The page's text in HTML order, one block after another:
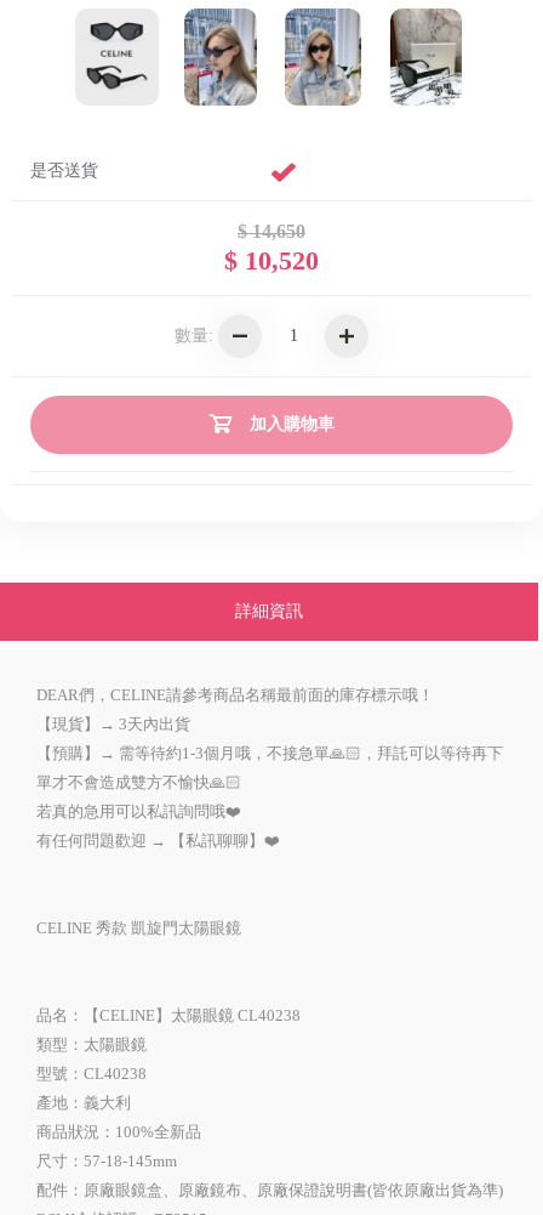
是否送貨
$ 14,650
$ 10,520
數量:
加入購物車
詳細資訊
DEAR們，CELINE請參考商品名稱最前面的庫存標示哦！
【現貨】→ 3天內出貨
【預購】→ 需等待約1-3個月哦，不接急單🙏🏻，拜託可以等待再下
單才不會造成雙方不愉快🙏🏻
若真的急用可以私訊詢問哦❤️
有任何問題歡迎 → 【私訊聊聊】❤️
CELINE 秀款 凱旋門太陽眼鏡
品名：【CELINE】太陽眼鏡 CL40238
類型：太陽眼鏡
型號：CL40238
產地：義大利
商品狀況：100%全新品
尺寸：57-18-145mm
配件：原廠眼鏡盒、原廠鏡布、原廠保證說明書(皆依原廠出貨為準)